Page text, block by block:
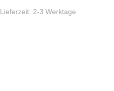
Lieferzeit: 2-3 Werktage